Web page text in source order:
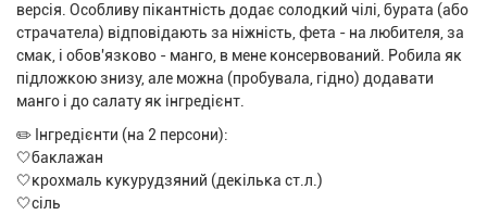
версія. Особливу пікантність додає солодкий чілі, бурата (або
страчатела) відповідають за ніжність, фета - на любителя, за
смак, і обов'язково - манго, в мене консервований. Робила як
підложкою знизу, але можна (пробувала, гідно) додавати
манго і до салату як інгредієнт.
✏️ Інгредієнти (на 2 персони):
🤍баклажан
🤍крохмаль кукурудзяний (декілька ст.л.)
🤍сіль